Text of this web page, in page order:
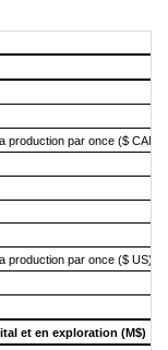
production par once ($ CAN)
production par once ($ US)
et en exploration (M$)